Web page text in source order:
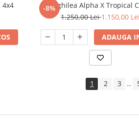
4x4
-8%
Narghilea Alpha X Tropical
1.250,00 Lei1.150,00 Lei
ADAUGA
1 2 3 ...